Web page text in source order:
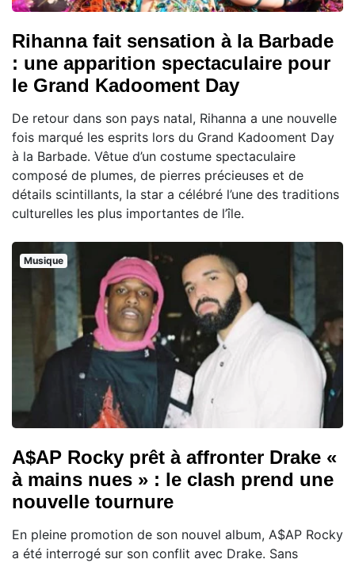
Rihanna fait sensation à la Barbade
: une apparition spectaculaire pour
le Grand Kadooment Day
De retour dans son pays natal, Rihanna a une nouvelle
fois marqué les esprits lors du Grand Kadooment Day
à la Barbade. Vêtue d’un costume spectaculaire
composé de plumes, de pierres précieuses et de
détails scintillants, la star a célébré l’une des traditions
culturelles les plus importantes de l’île.
Musique
A$AP Rocky prêt à affronter Drake «
à mains nues » : le clash prend une
nouvelle tournure
En pleine promotion de son nouvel album, A$AP Rocky
a été interrogé sur son conflit avec Drake. Sans